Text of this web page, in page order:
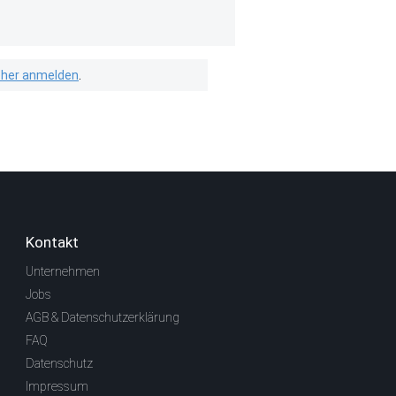
anmelden
Kontakt
Unternehmen
Jobs
AGB & Datenschutzerklärung
FAQ
Datenschutz
Impressum